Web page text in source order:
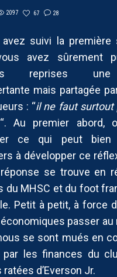
2097 67 28
suivi la première
avez sûrement
reprises une
mais partagée
: “il ne faut surtout
“. Au premier abord,
ce qui peut bien
à développer ce
se trouve en
du MHSC et du foot
Petit à petit, à force
passer au
se sont mués en
par les finances du
d’Everson Jr.